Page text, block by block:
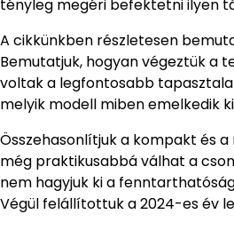
tényleg megéri befektetni ilyen
A cikkünkben részletesen
Bemutatjuk, hogyan végeztük a
voltak a legfontosabb
melyik modell miben emelkedik
Összehasonlítjuk a kompakt és
még praktikusabbá válhat a
nem hagyjuk ki a
Végül felállítottuk a 2024-es év